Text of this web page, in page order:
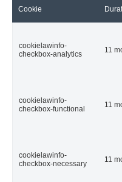
Cookie
cookielawinfo-
checkbox-analytics
11
cookielawinfo-
checkbox-functional
11
cookielawinfo-
checkbox-necessary
11